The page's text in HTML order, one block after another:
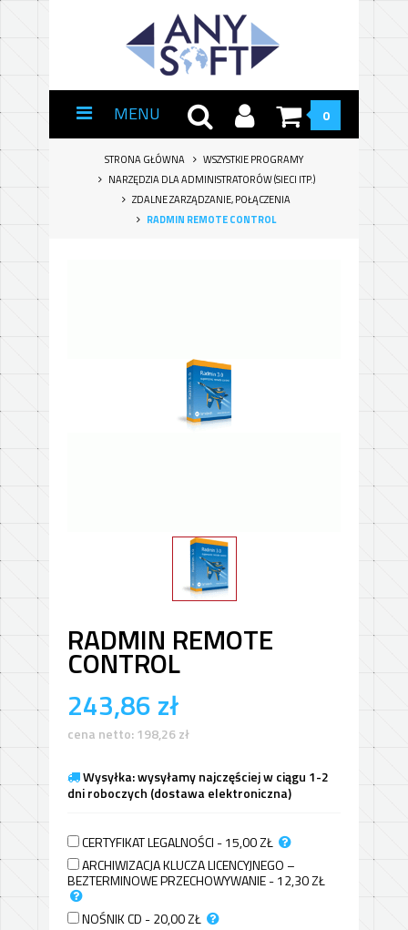
MENU 0
STRONA GŁÓWNA
WSZYSTKIE PROGRAMY
NARZĘDZIA DLA ADMINISTRATORÓW (SIECI ITP.)
ZDALNE ZARZĄDZANIE, POŁĄCZENIA
RADMIN REMOTE CONTROL
RADMIN REMOTE
CONTROL
243,86zł
cena netto:198,26zł
Wysyłka: wysyłamy najczęściej w ciągu 1-2
dni roboczych (dostawa elektroniczna)
CERTYFIKAT LEGALNOŚCI - 15,00ZŁ
ARCHIWIZACJA KLUCZA LICENCYJNEGO –
BEZTERMINOWE PRZECHOWYWANIE - 12,30ZŁ
NOŚNIK CD - 20,00ZŁ